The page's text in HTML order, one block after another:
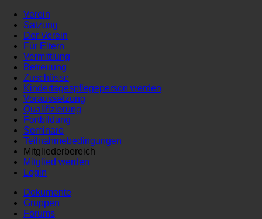
Verein
Satzung
Der Verein
Für Eltern
Vermittlung
Betreuung
Zuschüsse
Kindertagespflegeperson werden
Voraussetzung
Qualifizierung
Fortbildung
Seminare
Teilnahmebedingungen
Mitgliederbereich
Mitglied werden
Login
Dokumente
Gruppen
Forums